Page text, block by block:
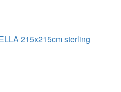
215x215cm sterling